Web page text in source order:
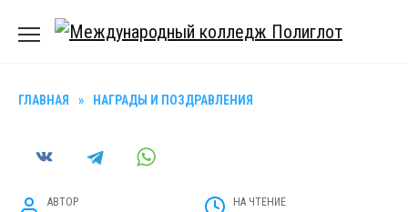
Перейти
ГЛАВНАЯ » НАГРАДЫ И ПОЗДРАВЛЕНИЯ
АВТОР НА ЧТЕНИЕ